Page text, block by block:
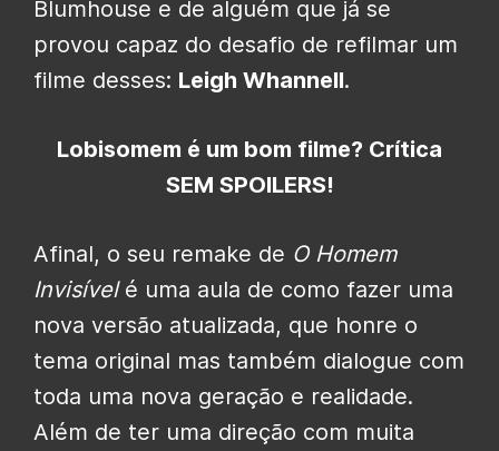
Blumhouse e de alguém que já se
provou capaz do desafio de refilmar um
filme desses: Leigh Whannell.
Lobisomem é um bom filme? Crítica
SEM SPOILERS!
Afinal, o seu remake de O Homem
Invisívelé uma aula de como fazer uma
nova versão atualizada, que honre o
tema original mas também dialogue com
toda uma nova geração e realidade.
Além de ter uma direção com muita